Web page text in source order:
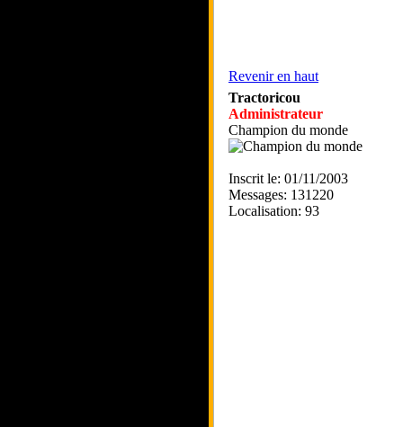
Revenir en haut
Tractoricou
Administrateur
Champion du monde
Inscrit le: 01/11/2003
Messages: 131220
Localisation: 93